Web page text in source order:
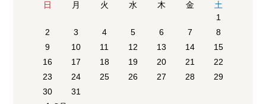
日 月 火 水 木 金 土
1
2
3 4 5 6 7
8
9
10 11 12 13 14
15
16
17 18 19 20 21
22
23
24 25 26 27 28
29
30
31